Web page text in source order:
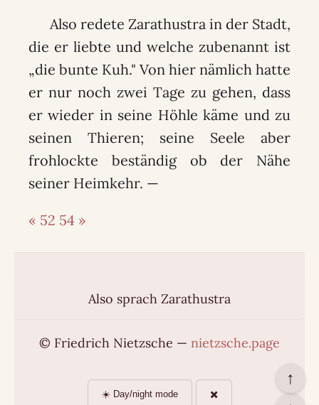
Also redete Zarathustra in der Stadt,
die er liebte und welche zubenannt ist
„die bunte Kuh." Von hier nämlich hatte
er nur noch zwei Tage zu gehen, dass
er wieder in seine Höhle käme und zu
seinen Thieren; seine Seele aber
frohlockte beständig ob der Nähe
seiner Heimkehr. —
« 52 54 »
↑
Also sprach Zarathustra
© Friedrich Nietzsche — nietzsche.page
☀️ Day/night mode ✖️